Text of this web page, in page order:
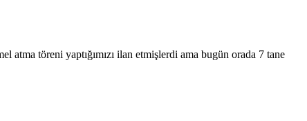
töreni yaptığımızı ilan etmişlerdi ama bugün orada 7 tane